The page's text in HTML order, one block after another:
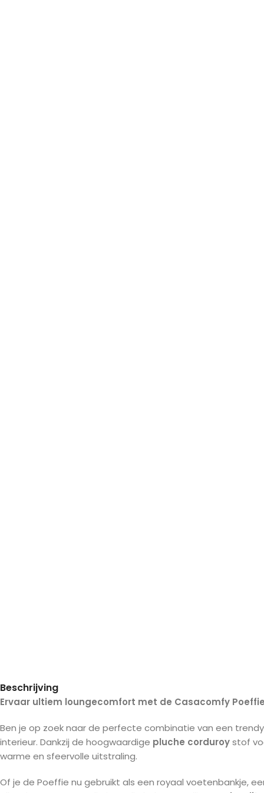
Beschrijving
Ervaar ultiem loungecomfort met de Casacomfy
Ben je op zoek naar de perfecte combinatie van een
interieur. Dankzij de hoogwaardige pluche corduroystof
warme en sfeervolle uitstraling.
Of je de Poeffie nu gebruikt als een royaal voetenbankje,